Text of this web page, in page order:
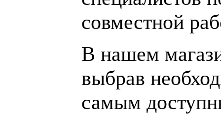
совместной
В нашем
выбрав
самым